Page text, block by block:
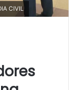
CIVIL